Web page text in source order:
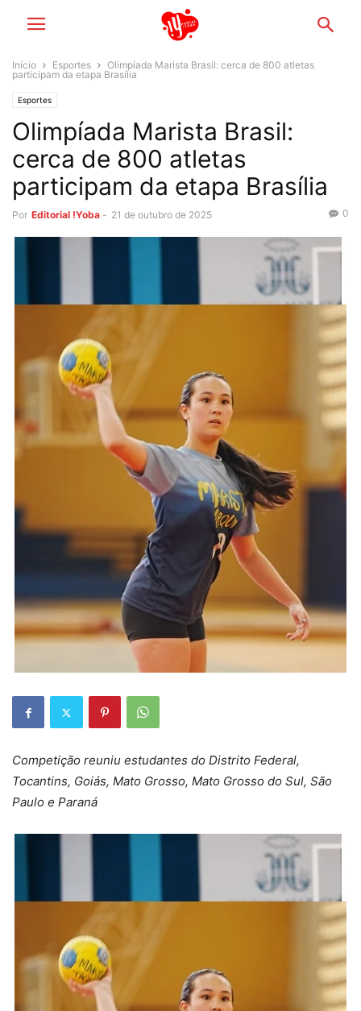
Início Esportes
Olimpíada Marista Brasil: cerca de 800 atletas
participam da etapa Brasília
Esportes
Olimpíada Marista Brasil:
cerca de 800 atletas
participam da etapa Brasília
Por Editorial !Yoba - 21 de outubro de 2025 0
Competição reuniu estudantes do Distrito Federal,
Tocantins, Goiás, Mato Grosso, Mato Grosso do Sul, São
Paulo e Paraná